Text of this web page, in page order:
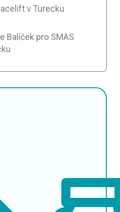
v Turecku
Balíček pro SMAS